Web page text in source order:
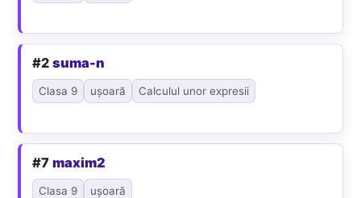
#2suma-n
Clasa 9 ușoară Calculul unor expresii
#7maxim2
Clasa 9 ușoară